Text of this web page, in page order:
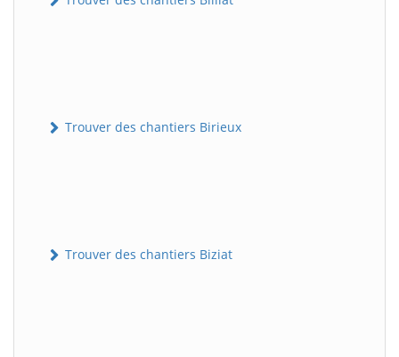
Trouver des chantiers Birieux
Trouver des chantiers Biziat